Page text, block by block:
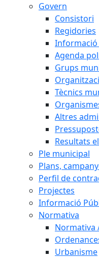
Govern
Consistori
Regidories
Agenda
Grups
Tècnics
Altres
Resultats
Ple municipal
Plans,
Perfil de
Projectes
Informació
Normativa
Normativa
Urbanisme